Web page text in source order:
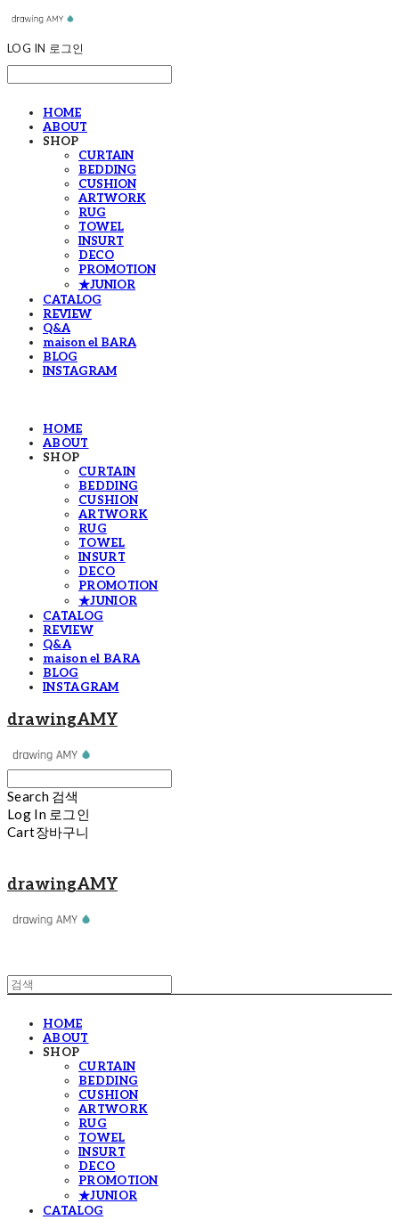
LOG IN 로그인
HOME
ABOUT
SHOP
CURTAIN
BEDDING
CUSHION
ARTWORK
RUG
TOWEL
INSURT
DECO
PROMOTION
★JUNIOR
CATALOG
REVIEW
Q&A
maison el BARA
BLOG
INSTAGRAM
HOME
ABOUT
SHOP
CURTAIN
BEDDING
CUSHION
ARTWORK
RUG
TOWEL
INSURT
DECO
PROMOTION
★JUNIOR
CATALOG
REVIEW
Q&A
maison el BARA
BLOG
INSTAGRAM
drawingAMY
Search 검색
Log In 로그인
Cart장바구니
drawingAMY
HOME
ABOUT
SHOP
CURTAIN
BEDDING
CUSHION
ARTWORK
RUG
TOWEL
INSURT
DECO
PROMOTION
★JUNIOR
CATALOG